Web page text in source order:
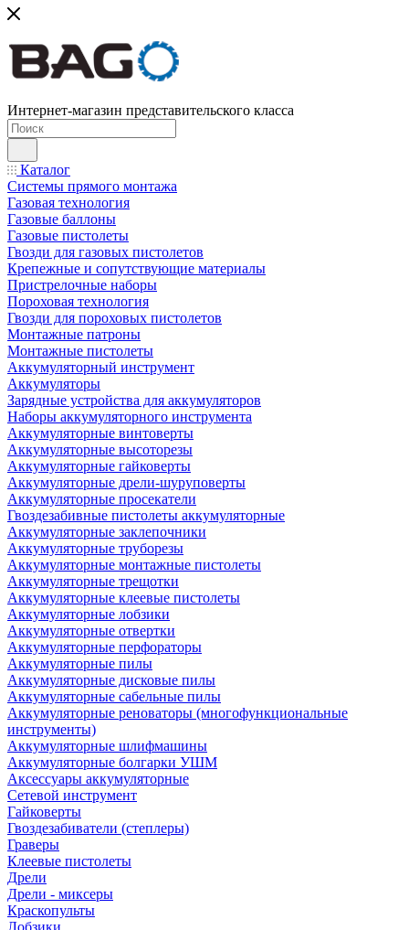
Интернет-магазин представительского класса
Каталог
Системы прямого монтажа
Газовая технология
Газовые баллоны
Газовые пистолеты
Гвозди для газовых пистолетов
Крепежные и сопутствующие материалы
Пристрелочные наборы
Пороховая технология
Гвозди для пороховых пистолетов
Монтажные патроны
Монтажные пистолеты
Аккумуляторный инструмент
Аккумуляторы
Зарядные устройства для аккумуляторов
Наборы аккумуляторного инструмента
Аккумуляторные винтоверты
Аккумуляторные высоторезы
Аккумуляторные гайковерты
Аккумуляторные дрели-шуруповерты
Аккумуляторные просекатели
Гвоздезабивные пистолеты аккумуляторные
Аккумуляторные заклепочники
Аккумуляторные труборезы
Аккумуляторные монтажные пистолеты
Аккумуляторные трещотки
Аккумуляторные клеевые пистолеты
Аккумуляторные лобзики
Аккумуляторные отвертки
Аккумуляторные перфораторы
Аккумуляторные пилы
Аккумуляторные дисковые пилы
Аккумуляторные сабельные пилы
Аккумуляторные реноваторы (многофункциональные
инструменты)
Аккумуляторные шлифмашины
Аккумуляторные болгарки УШМ
Аксессуары аккумуляторные
Сетевой инструмент
Гайковерты
Гвоздезабиватели (степлеры)
Граверы
Клеевые пистолеты
Дрели
Дрели - миксеры
Краскопульты
Лобзики